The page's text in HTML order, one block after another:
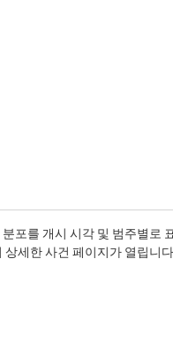
포를 개시 시각 및 범주별로
세한 사건 페이지가 열립니